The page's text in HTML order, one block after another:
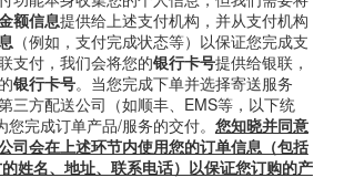
额信息提供给上述支付机构，并从支付机构
（例如，支付完成状态等）以保证您完成支
支付，我们会将您的银行卡号提供给银联，
银行卡号。当您完成下单并选择寄送服务
三方配送公司（如顺丰、EMS等，以下统
您完成订单产品/服务的交付。 您知晓并同意
司会在上述环节内使用您的订单信息（包括
姓名、地址、联系电话）以保证您订购的产